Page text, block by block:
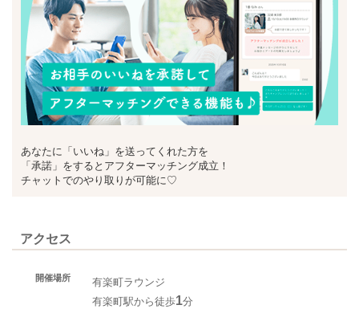
あなたに「いいね」を送ってくれた方を
「承諾」をするとアフターマッチング成立！
チャットでのやり取りが可能に♡
アクセス
開催場所
有楽町ラウンジ
有楽町駅から徒歩1分